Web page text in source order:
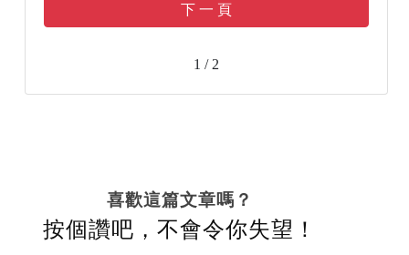
下 一 頁
1 / 2
喜歡這篇文章嗎？
按個讚吧，不會令你失望！